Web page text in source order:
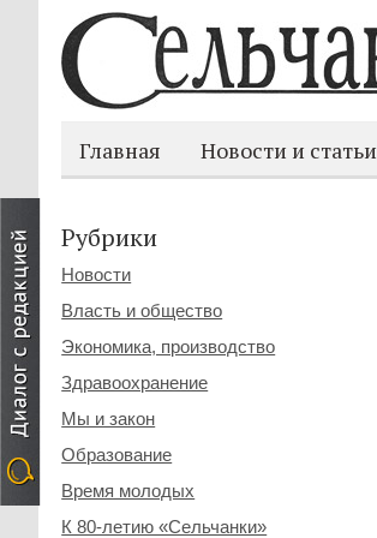
Главная Новости и статьи
Рубрики
Новости
Власть и общество
Экономика, производство
Здравоохранение
Мы и закон
Образование
Время молодых
К 80-летию «Сельчанки»